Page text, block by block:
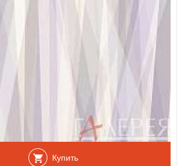
Купить